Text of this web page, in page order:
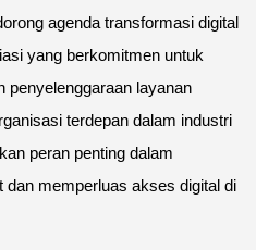
agenda transformasi digital
yang berkomitmen untuk
penyelenggaraan layanan
terdepan dalam industri
peran penting dalam
dan memperluas akses digital di